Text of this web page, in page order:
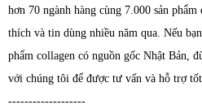
hơn 70 ngành hàng cùng 7.000 sản
thích và tin dùng nhiều năm qua. Nếu
phẩm collagen có nguồn gốc Nhật Bản,
với chúng tôi để được tư vấn và hỗ
-------------------